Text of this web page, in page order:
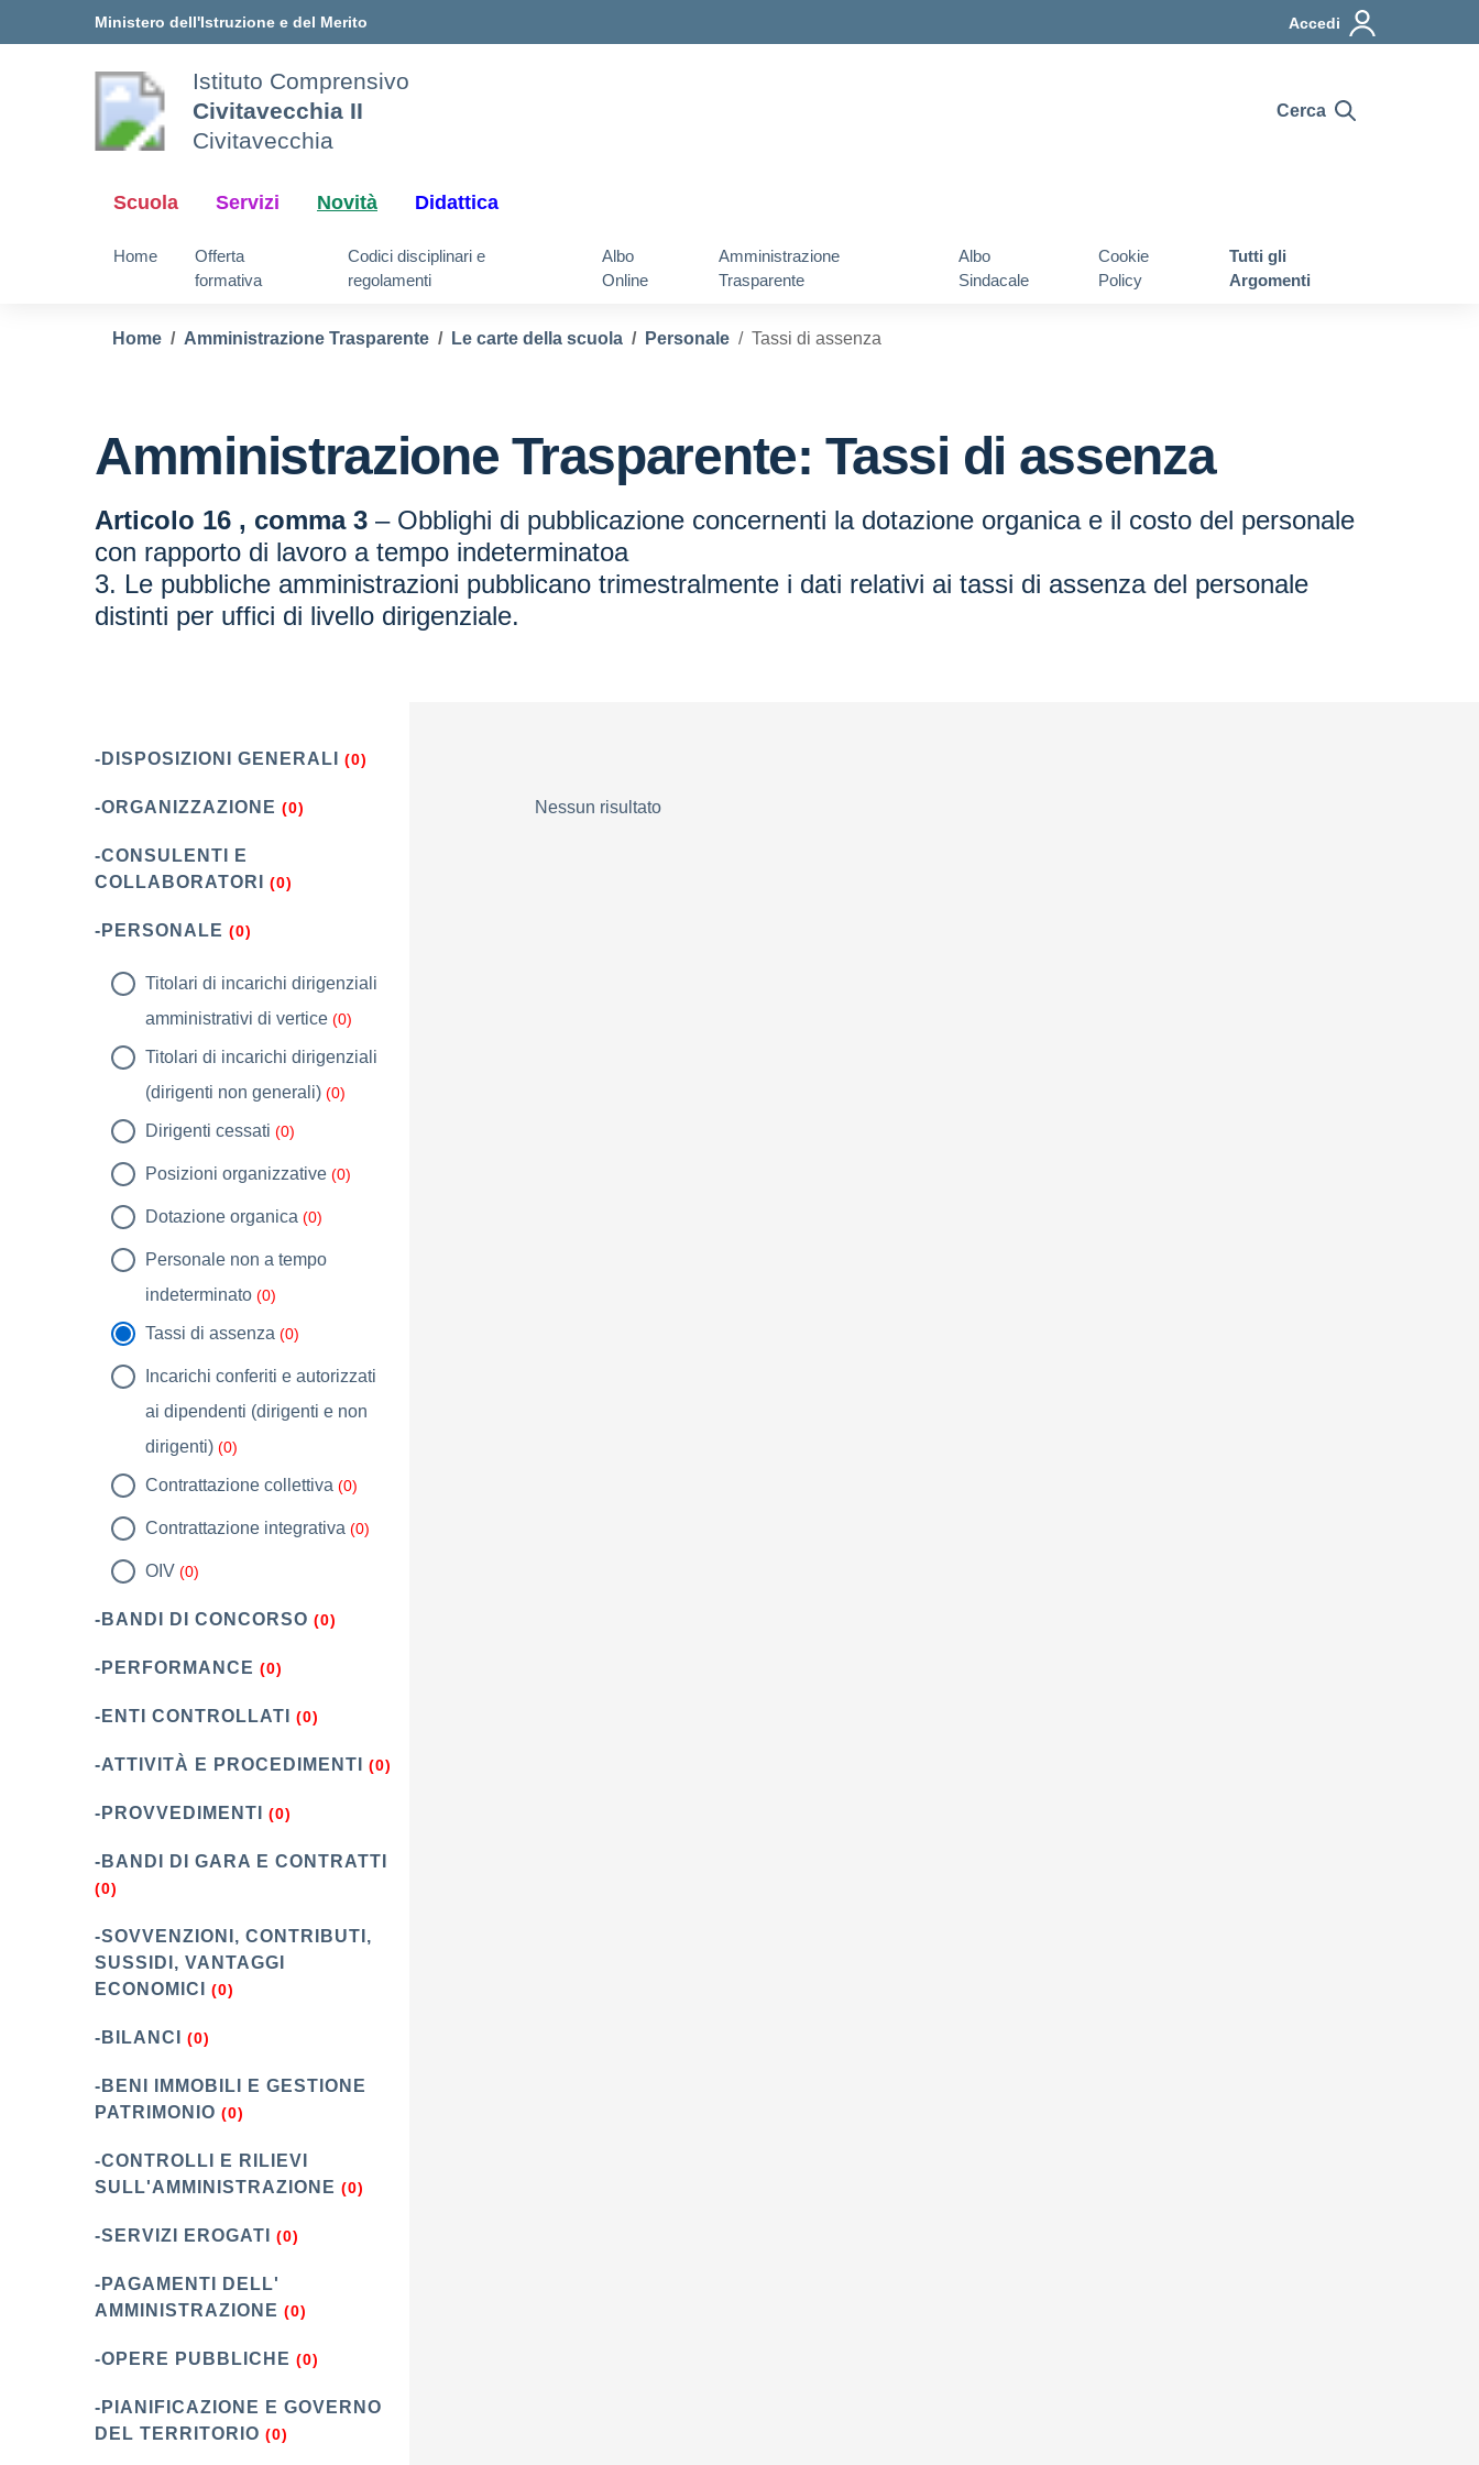
Ministero dell'Istruzione e del Merito Accedi
Istituto Comprensivo
Civitavecchia II
Civitavecchia
Cerca
Scuola Servizi Novità Didattica
Home
Offerta
formativa
Codici disciplinari e
regolamenti
Albo
Online
Amministrazione
Trasparente
Albo
Sindacale
Cookie
Policy
Tutti gli
Argomenti
Home Amministrazione Trasparente Le carte della scuola Personale Tassi di assenza
Amministrazione Trasparente:Tassi di assenza
Articolo 16 , comma 3 – Obblighi di pubblicazione concernenti la dotazione organica e il costo del personale
con rapporto di lavoro a tempo indeterminatoa
3. Le pubbliche amministrazioni pubblicano trimestralmente i dati relativi ai tassi di assenza del personale
distinti per uffici di livello dirigenziale.
-DISPOSIZIONI GENERALI (0)
-ORGANIZZAZIONE (0)
-CONSULENTI E
COLLABORATORI
(0)
-PERSONALE (0)
Titolari di incarichi dirigenziali
amministrativi di vertice (0)
Titolari di incarichi dirigenziali
(dirigenti non generali) (0)
Dirigenti cessati (0)
Posizioni organizzative (0)
Dotazione organica (0)
Personale non a tempo
indeterminato (0)
Tassi di assenza (0)
Incarichi conferiti e autorizzati
ai dipendenti (dirigenti e non
dirigenti) (0)
Contrattazione collettiva (0)
Contrattazione integrativa (0)
OIV (0)
-BANDI DI CONCORSO (0)
-PERFORMANCE (0)
-ENTI CONTROLLATI (0)
-ATTIVITÀ E PROCEDIMENTI (0)
-PROVVEDIMENTI (0)
-BANDI DI GARA E CONTRATTI
(0)
-SOVVENZIONI, CONTRIBUTI,
SUSSIDI, VANTAGGI
ECONOMICI
(0)
-BILANCI (0)
-BENI IMMOBILI E GESTIONE
PATRIMONIO (0)
-CONTROLLI E RILIEVI
SULL'AMMINISTRAZIONE (0)
-SERVIZI EROGATI (0)
-PAGAMENTI DELL'
AMMINISTRAZIONE (0)
-OPERE PUBBLICHE (0)
-PIANIFICAZIONE E GOVERNO
DEL TERRITORIO (0)
Nessun risultato